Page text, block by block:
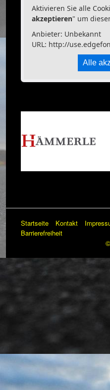
Aktivieren Sie alle
akzeptieren" um
Anbieter: Unbekannt
URL: http://
Alle
Startseite Kontakt
Barrierefreiheit